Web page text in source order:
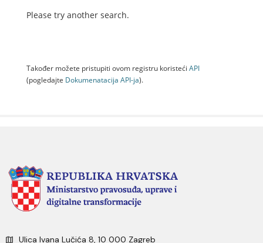
Please try another search.
Također možete pristupiti ovom registru koristeći API
(pogledajte Dokumenаtаcijа API-jа).